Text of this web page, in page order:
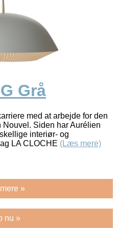
Grå
med at arbejde for den
Nouvel. Siden har Aurélien
interiør- og
LA CLOCHE (Læs mere)
»
nu »